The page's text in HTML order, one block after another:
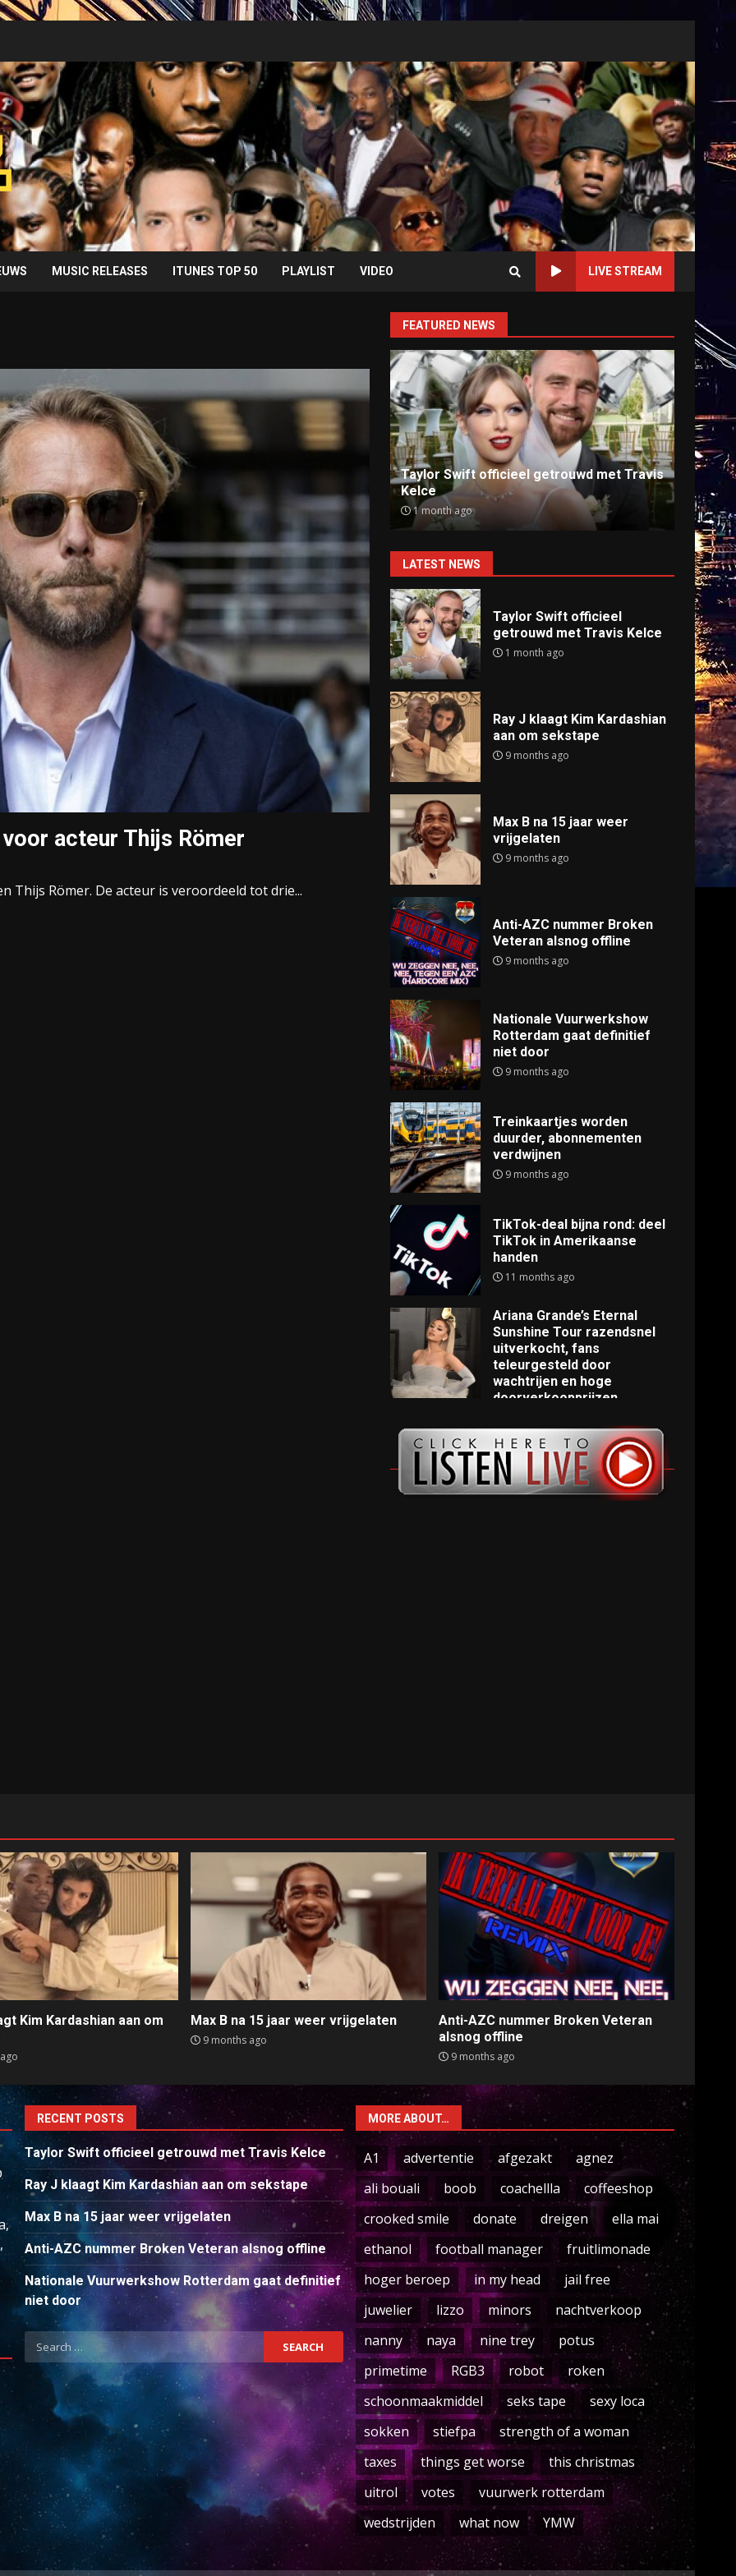
MUSIC RELEASES ITUNES TOP 50 PLAYLIST VIDEO LIVE STREAM
acteur Thijs Römer
Thijs Römer. De acteur is veroordeeld tot drie...
FEATURED NEWS
Taylor Swift officieel getrouwd met Travis
Kelce
1 month ago
Ray J klaagt Kim Kardashian aan om
sekstape
9 months ago
Anti-
9
LATEST NEWS
Taylor Swift officieel
getrouwd met Travis Kelce
1 month ago
Ray J klaagt Kim Kardashian
aan om sekstape
9 months ago
Max B na 15 jaar weer
vrijgelaten
9 months ago
Anti-AZC nummer Broken
Veteran alsnog offline
9 months ago
Nationale Vuurwerkshow
Rotterdam gaat definitief
niet door
9 months ago
Treinkaartjes worden
duurder, abonnementen
verdwijnen
9 months ago
TikTok-deal bijna rond: deel
TikTok in Amerikaanse
handen
11 months ago
Ariana Grande’s Eternal
Sunshine Tour razendsnel
uitverkocht, fans
teleurgesteld door
wachtrijen en hoge
doorverkoopprijzen
Kim Kardashian aan om
Max B na 15 jaar weer vrijgelaten
9 months ago
Anti-AZC nummer Broken Veteran
alsnog offline
9 months ago
RECENT POSTS
Taylor Swift officieel getrouwd met Travis Kelce
Ray J klaagt Kim Kardashian aan om sekstape
Max B na 15 jaar weer vrijgelaten
Anti-AZC nummer Broken Veteran alsnog offline
Nationale Vuurwerkshow Rotterdam gaat definitief
niet door
Search
for:
MORE ABOUT…
A1 advertentie afgezakt
agnez
ali bouali
boob coachellla
coffeeshop
crooked smile
donate dreigen
ella mai
ethanol
football manager
fruitlimonade
hoger beroep
in my head
jail free
juwelier
lizzo minors
nachtverkoop
nanny
naya nine trey
potus
primetime
RGB3 robot
roken
schoonmaakmiddel
seks tape
sexy loca
sokken
stiefpa
strength of a woman
taxes
things get worse
this christmas
uitrol
votes
vuurwerk rotterdam
wedstrijden
what now YMW